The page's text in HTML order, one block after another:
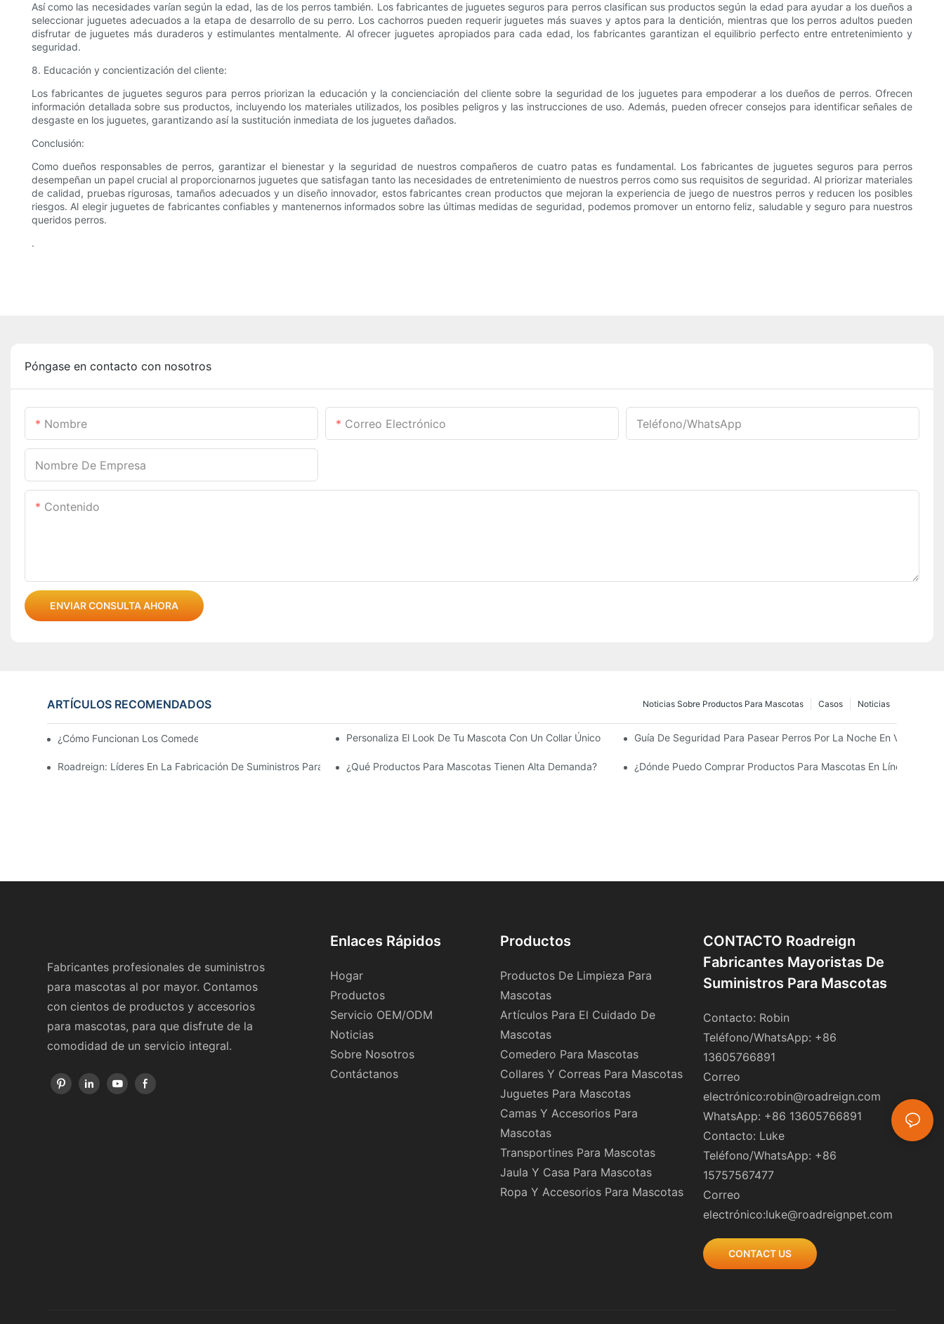
Así como las necesidades varían según la edad, las de los perros también. Los fabricantes de juguetes seguros para perros clasifican sus productos según la edad para ayudar a los dueños a
seleccionar juguetes adecuados a la etapa de desarrollo de su perro. Los cachorros pueden requerir juguetes más suaves y aptos para la dentición, mientras que los perros adultos pueden
disfrutar de juguetes más duraderos y estimulantes mentalmente. Al ofrecer juguetes apropiados para cada edad, los fabricantes garantizan el equilibrio perfecto entre entretenimiento y
seguridad.
8. Educación y concientización del cliente:
Los fabricantes de juguetes seguros para perros priorizan la educación y la concienciación del cliente sobre la seguridad de los juguetes para empoderar a los dueños de perros. Ofrecen
información detallada sobre sus productos, incluyendo los materiales utilizados, los posibles peligros y las instrucciones de uso. Además, pueden ofrecer consejos para identificar señales de
desgaste en los juguetes, garantizando así la sustitución inmediata de los juguetes dañados.
Conclusión:
Como dueños responsables de perros, garantizar el bienestar y la seguridad de nuestros compañeros de cuatro patas es fundamental. Los fabricantes de juguetes seguros para perros
desempeñan un papel crucial al proporcionarnos juguetes que satisfagan tanto las necesidades de entretenimiento de nuestros perros como sus requisitos de seguridad. Al priorizar materiales
de calidad, pruebas rigurosas, tamaños adecuados y un diseño innovador, estos fabricantes crean productos que mejoran la experiencia de juego de nuestros perros y reducen los posibles
riesgos. Al elegir juguetes de fabricantes confiables y mantenernos informados sobre las últimas medidas de seguridad, podemos promover un entorno feliz, saludable y seguro para nuestros
queridos perros.
.
Póngase en contacto con nosotros
Nombre Correo Electrónico Teléfono/WhatsApp
Nombre De Empresa
Contenido
ENVIAR CONSULTA AHORA
ARTÍCULOS RECOMENDADOS Noticias
Casos
Noticias Sobre Productos Para Mascotas
¿Cómo Funcionan Los Comederos Automáticos Para Mascotas?Personaliza El Look De Tu Mascota Con Un Collar Único Guía De Seguridad Para Pasear Perros Por La Noche En Verano
Roadreign: Líderes En La Fabricación De Suministros Para Mascotas¿Qué Productos Para Mascotas Tienen Alta Demanda? ¿Dónde Puedo Comprar Productos Para Mascotas En Línea? Guía
Fabricantes profesionales de suministros
para mascotas al por mayor. Contamos
con cientos de productos y accesorios
para mascotas, para que disfrute de la
comodidad de un servicio integral.
Enlaces Rápidos
Hogar
Productos
Servicio OEM/ODM
Noticias
Sobre Nosotros
Contáctanos
Productos
Productos De Limpieza Para
Mascotas
Artículos Para El Cuidado De
Mascotas
Comedero Para Mascotas
Collares Y Correas Para Mascotas
Juguetes Para Mascotas
Camas Y Accesorios Para
Mascotas
Transportines Para Mascotas
Jaula Y Casa Para Mascotas
Ropa Y Accesorios Para Mascotas
CONTACTO Roadreign
Fabricantes Mayoristas De
Suministros Para Mascotas
Contacto: Robin
Teléfono/WhatsApp: +86
13605766891
Correo
electrónico:robin@roadreign.com
WhatsApp: +86 13605766891
Contacto: Luke
Teléfono/WhatsApp: +86
15757567477
Correo
electrónico:luke@roadreignpet.com
CONTACT US